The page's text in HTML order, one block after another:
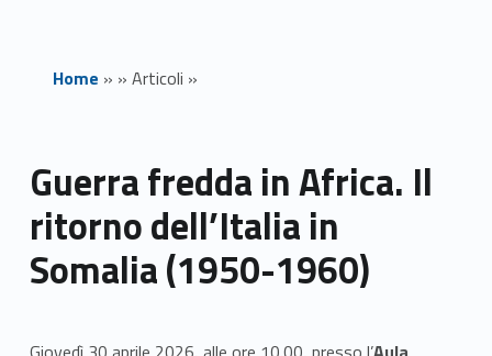
Home » » Articoli »
Guerra fredda in Africa. Il
ritorno dell’Italia in
Somalia (1950-1960)